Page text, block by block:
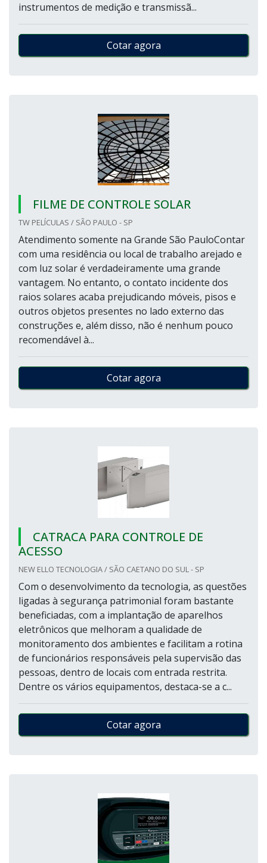
instrumentos de medição e transmissã...
Cotar agora
FILME DE CONTROLE SOLAR
TW PELÍCULAS / SÃO PAULO - SP
Atendimento somente na Grande São PauloContar
com uma residência ou local de trabalho arejado e
com luz solar é verdadeiramente uma grande
vantagem. No entanto, o contato incidente dos
raios solares acaba prejudicando móveis, pisos e
outros objetos presentes no lado externo das
construções e, além disso, não é nenhum pouco
recomendável à...
Cotar agora
CATRACA PARA CONTROLE DE
ACESSO
NEW ELLO TECNOLOGIA / SÃO CAETANO DO SUL - SP
Com o desenvolvimento da tecnologia, as questões
ligadas à segurança patrimonial foram bastante
beneficiadas, com a implantação de aparelhos
eletrônicos que melhoram a qualidade de
monitoramento dos ambientes e facilitam a rotina
de funcionários responsáveis pela supervisão das
pessoas, dentro de locais com entrada restrita.
Dentre os vários equipamentos, destaca-se a c...
Cotar agora